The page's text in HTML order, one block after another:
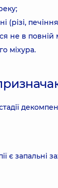
(різі,
не в повній
міхура.
запальні